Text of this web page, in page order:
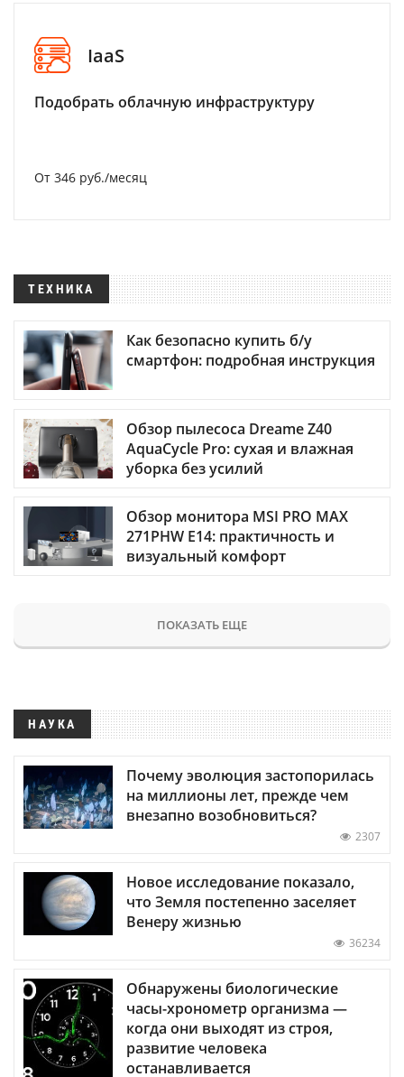
IaaS
Подобрать облачную инфраструктуру
От 346 руб./месяц
ТЕХНИКА
Как безопасно купить б/у
смартфон: подробная инструкция
Обзор пылесоса Dreame Z40
AquaCycle Pro: сухая и влажная
уборка без усилий
Обзор монитора MSI PRO MAX
271PHW E14: практичность и
визуальный комфорт
ПОКАЗАТЬ ЕЩЕ
НАУКА
Почему эволюция застопорилась
на миллионы лет, прежде чем
внезапно возобновиться?
2307
Новое исследование показало,
что Земля постепенно заселяет
Венеру жизнью
36234
Обнаружены биологические
часы-хронометр организма —
когда они выходят из строя,
развитие человека
останавливается